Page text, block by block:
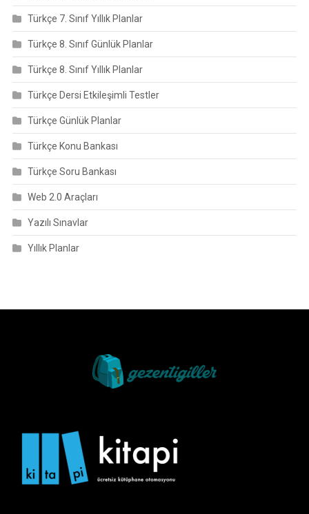
Türkçe 7. Sınıf Yıllık Planlar
Türkçe 8. Sınıf Günlük Planlar
Türkçe 8. Sınıf Yıllık Planlar
Türkçe Dersi Etkileşimli Testler
Türkçe Günlük Planlar
Türkçe Konu Bankası
Türkçe Soru Bankası
Web 2.0 Araçları
Yazılı Sınavlar
Yıllık Planlar